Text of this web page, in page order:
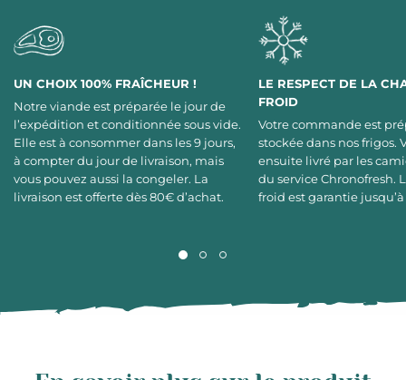
UN CHOIX 100% FRAÎCHEUR !
Notre viande est préparée le jour de
l’expédition et conditionnée sous vide.
Elle est à consommer dans les 9 jours,
à compter du jour de livraison, mais
vous pouvez aussi la congeler. La
livraison est offerte dès 80€ d’achat.
LE RESPECT DE LA
FROID
Votre commande est
stockée dans nos frigos.
ensuite livré par les
du service Chronofresh.
froid est garantie